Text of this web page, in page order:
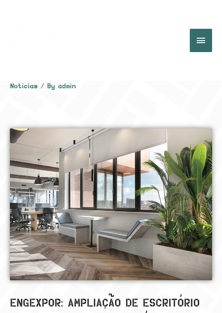
Noticias / By admin
ENGEXPOR: AMPLIAÇÃO DE ESCRITÓRIO